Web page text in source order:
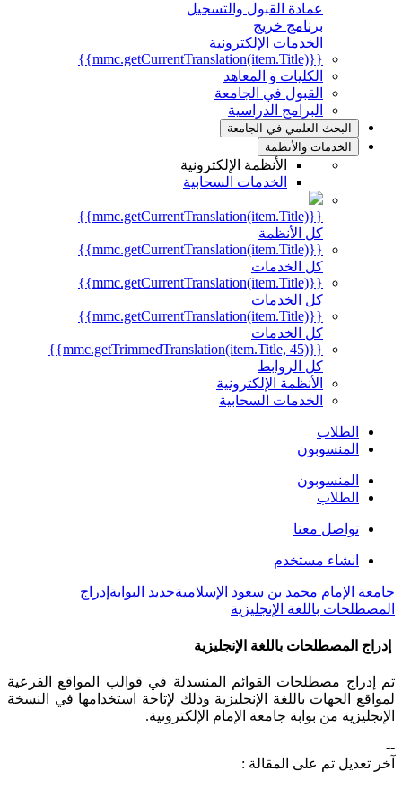
عمادة القبول والتسجيل
برنامج خريج
الخدمات الإلكترونية
{{mmc.getCurrentTranslation(item.Title)}}
الكليات و المعاهد
القبول في الجامعة
البرامج الدراسية
البحث العلمي في الجامعة
الخدمات والأنظمة
الأنظمة الإلكترونية
الخدمات السحابية
{{mmc.getCurrentTranslation(item.Title)}}
كل الأنظمة
{{mmc.getCurrentTranslation(item.Title)}}
كل الخدمات
{{mmc.getCurrentTranslation(item.Title)}}
كل الخدمات
{{mmc.getCurrentTranslation(item.Title)}}
كل الخدمات
{{mmc.getTrimmedTranslation(item.Title, 45)}}
كل الروابط
الأنظمة الإلكترونية
الخدمات السحابية
الطلاب
المنسوبون
المنسوبون
الطلاب
تواصل معنا
انشاء مستخدم
جامعة الإمام محمد بن سعود الإسلاميةجديد البوابة إدراج
المصطلحات باللغة الإنجليزية
إدراج المصطلحات باللغة الإنجليزية
​تم إدراج مصطلحات القوائم المنسدلة في قوالب المواقع الفرعية
لمواقع الجهات باللغة الإنجليزية وذلك لإتاحة استخدامها في النسخة
الإنجليزية من بوابة جامعة الإمام الإلكترونية.
--
آخر تعديل تم على المقالة :